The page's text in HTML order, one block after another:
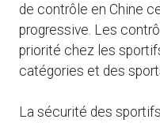
de contrôle en Chine
progressive. Les
priorité chez les
catégories et des
La sécurité des